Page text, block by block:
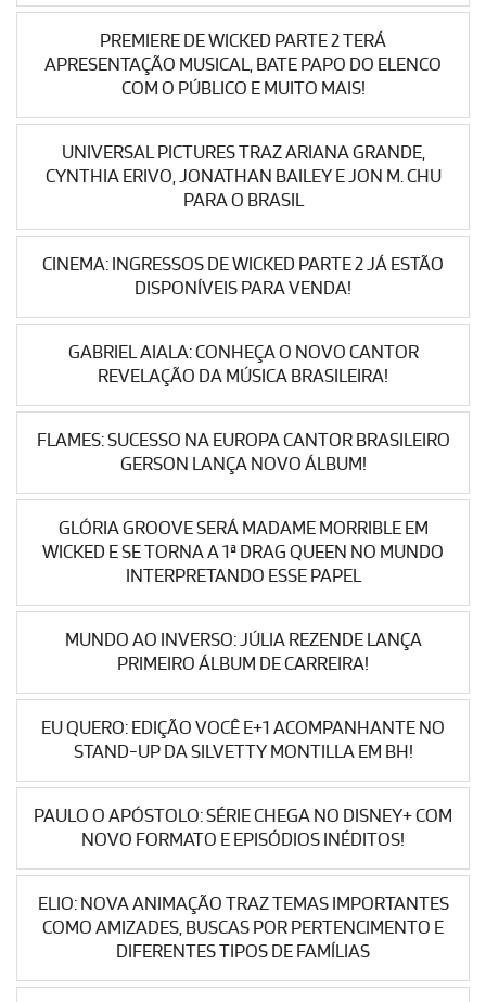
PREMIERE DE WICKED PARTE 2 TERÁ
APRESENTAÇÃO MUSICAL, BATE PAPO DO ELENCO
COM O PÚBLICO E MUITO MAIS!
UNIVERSAL PICTURES TRAZ ARIANA GRANDE,
CYNTHIA ERIVO, JONATHAN BAILEY E JON M. CHU
PARA O BRASIL
CINEMA: INGRESSOS DE WICKED PARTE 2 JÁ ESTÃO
DISPONÍVEIS PARA VENDA!
GABRIEL AIALA: CONHEÇA O NOVO CANTOR
REVELAÇÃO DA MÚSICA BRASILEIRA!
FLAMES: SUCESSO NA EUROPA CANTOR BRASILEIRO
GERSON LANÇA NOVO ÁLBUM!
GLÓRIA GROOVE SERÁ MADAME MORRIBLE EM
WICKED E SE TORNA A 1ª DRAG QUEEN NO MUNDO
INTERPRETANDO ESSE PAPEL
MUNDO AO INVERSO: JÚLIA REZENDE LANÇA
PRIMEIRO ÁLBUM DE CARREIRA!
EU QUERO: EDIÇÃO VOCÊ E+1 ACOMPANHANTE NO
STAND-UP DA SILVETTY MONTILLA EM BH!
PAULO O APÓSTOLO: SÉRIE CHEGA NO DISNEY+ COM
NOVO FORMATO E EPISÓDIOS INÉDITOS!
ELIO: NOVA ANIMAÇÃO TRAZ TEMAS IMPORTANTES
COMO AMIZADES, BUSCAS POR PERTENCIMENTO E
DIFERENTES TIPOS DE FAMÍLIAS